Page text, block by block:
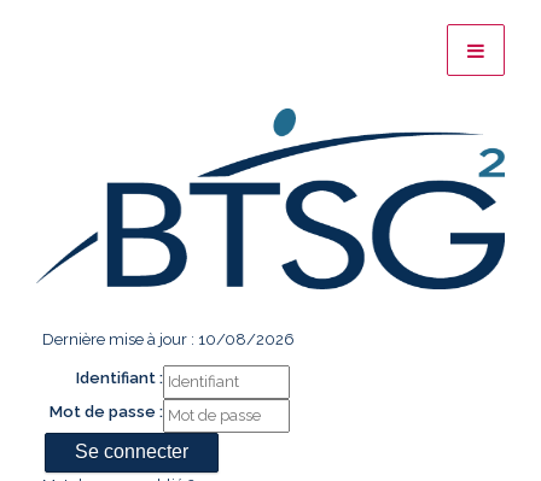
Dernière mise à jour : 10/08/2026
Identifiant :
Mot de passe :